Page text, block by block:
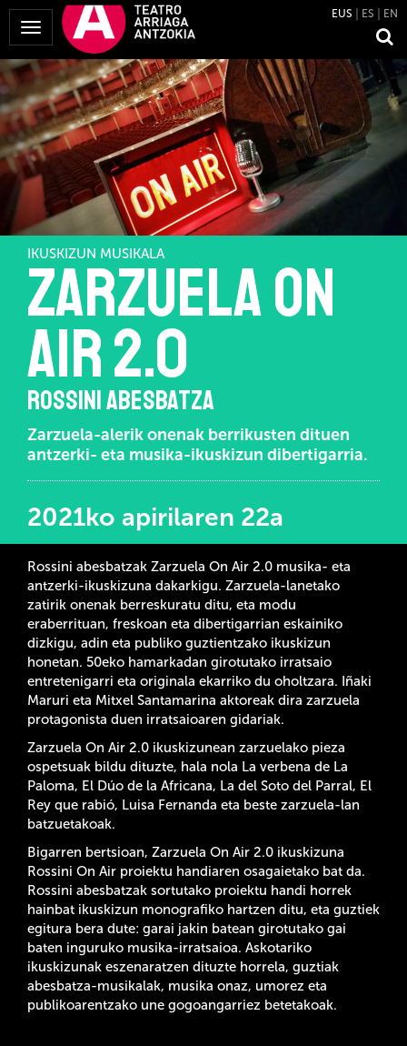
Menua
erakutsi
EUS ES EN
IKUSKIZUN MUSIKALA
ZARZUELA ON
AIR 2.0
ROSSINI ABESBATZA
Zarzuela-alerik onenak berrikusten dituen
antzerki- eta musika-ikuskizun dibertigarria.
2021ko apirilaren 22a
Rossini abesbatzak Zarzuela On Air 2.0 musika- eta
antzerki-ikuskizuna dakarkigu. Zarzuela-lanetako
zatirik onenak berreskuratu ditu, eta modu
eraberrituan, freskoan eta dibertigarrian eskainiko
dizkigu, adin eta publiko guztientzako ikuskizun
honetan. 50eko hamarkadan girotutako irratsaio
entretenigarri eta originala ekarriko du oholtzara. Iñaki
Maruri eta Mitxel Santamarina aktoreak dira zarzuela
protagonista duen irratsaioaren gidariak.
Zarzuela On Air 2.0 ikuskizunean zarzuelako pieza
ospetsuak bildu dituzte, hala nola La verbena de La
Paloma, El Dúo de la Africana, La del Soto del Parral, El
Rey que rabió, Luisa Fernanda eta beste zarzuela-lan
batzuetakoak.
Bigarren bertsioan, Zarzuela On Air 2.0 ikuskizuna
Rossini On Air proiektu handiaren osagaietako bat da.
Rossini abesbatzak sortutako proiektu handi horrek
hainbat ikuskizun monografiko hartzen ditu, eta guztiek
egitura bera dute: garai jakin batean girotutako gai
baten inguruko musika-irratsaioa. Askotariko
ikuskizunak eszenaratzen dituzte horrela, guztiak
abesbatza-musikalak, musika onaz, umorez eta
publikoarentzako une gogoangarriez betetakoak.